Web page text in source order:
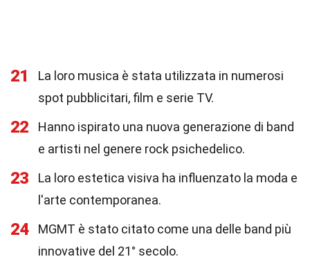
21
La loro musica è stata utilizzata in numerosi
spot pubblicitari, film e serie TV.
22
Hanno ispirato una nuova generazione di band
e artisti nel genere rock psichedelico.
23
La loro estetica visiva ha influenzato la moda e
l'arte contemporanea.
24
MGMT è stato citato come una delle band più
innovative del 21° secolo.